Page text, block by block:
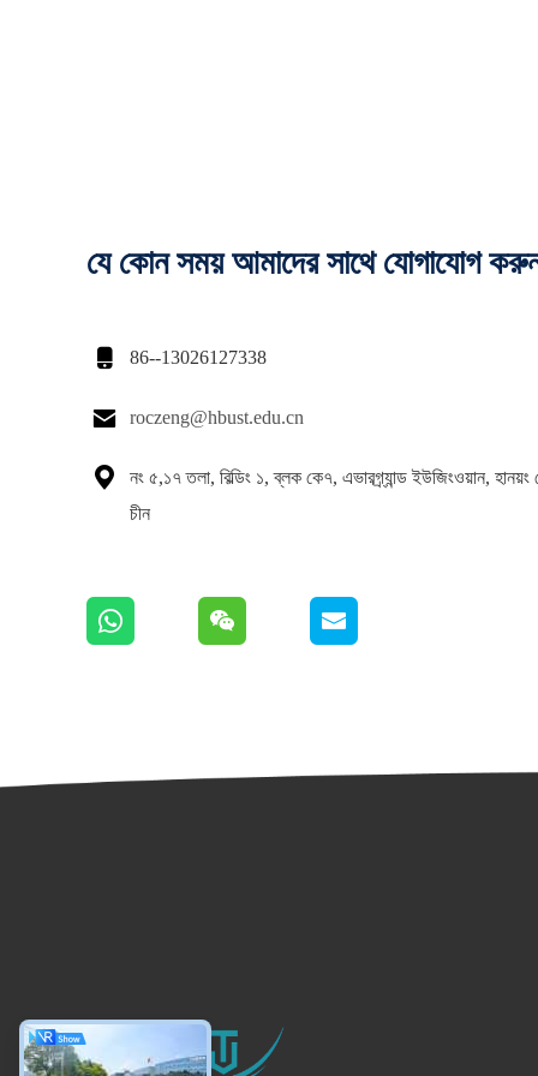
যে কোন সময় আমাদের সাথে যোগাযোগ
 86--13026127338
 roczeng@hbust.edu.cn

নং ৫,১৭ তলা, বিল্ডিং ১, ব্লক কে৭, এভারগ্র্যান্ড ইউজিংওয়ান,
চীন